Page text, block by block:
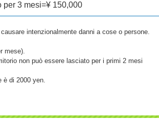
per 3 mesi=¥ 150,000
intenzionalmente danni a cose o persone.
mese).
non può essere lasciato per i primi 2 mesi
è di 2000 yen.